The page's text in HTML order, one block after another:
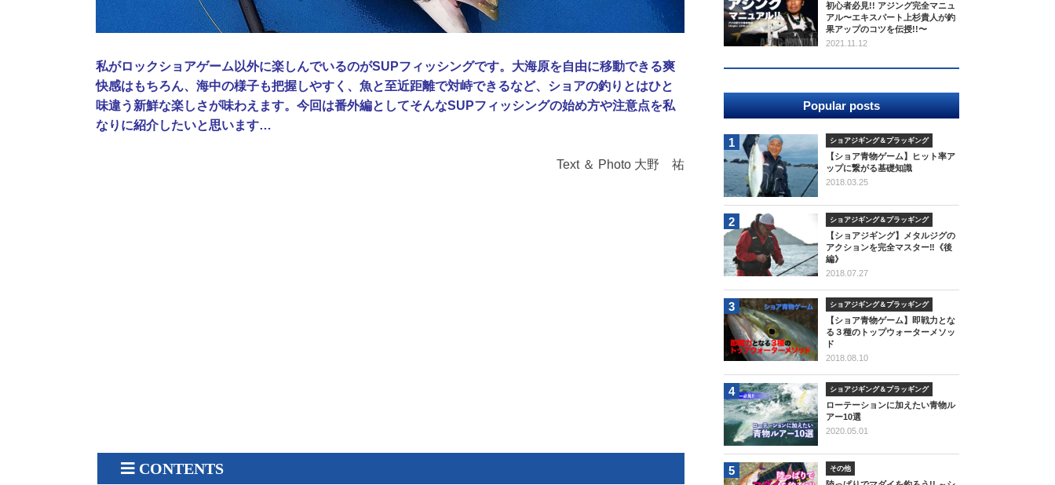
私がロックショアゲーム以外に楽しんでいるのがSUPフィッシングです。大海原を自由に移動できる爽
快感はもちろん、海中の様子も把握しやすく、魚と至近距離で対峙できるなど、ショアの釣りとはひと
味違う新鮮な楽しさが味わえます。今回は番外編としてそんなSUPフィッシングの始め方や注意点を私
なりに紹介したいと思います…
Text ＆ Photo 大野 祐
初心者必見!! アジング完全マニュ
アル〜エキスパート上杉貴人が釣
果アップのコツを伝授!!〜
2021.11.12
Popular posts
1 ショアジギング＆プラッギング
【ショア青物ゲーム】ヒット率ア
ップに繋がる基礎知識
2018.03.25
2 ショアジギング＆プラッギング
【ショアジギング】メタルジグの
アクションを完全マスター‼《後
編》
2018.07.27
3 ショアジギング＆プラッギング
【ショア青物ゲーム】即戦力とな
る３種のトップウォーターメソッ
ド
2018.08.10
4 ショアジギング＆プラッギング
ローテーションに加えたい青物ル
アー10選
2020.05.01
5 その他